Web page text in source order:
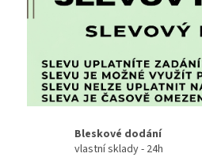
Bleskové dodání
vlastní sklady - 24h